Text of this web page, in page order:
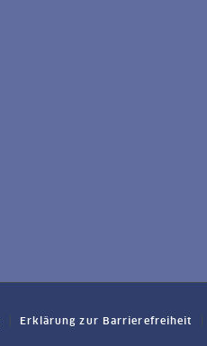
Erklärung zur Barrierefreiheit